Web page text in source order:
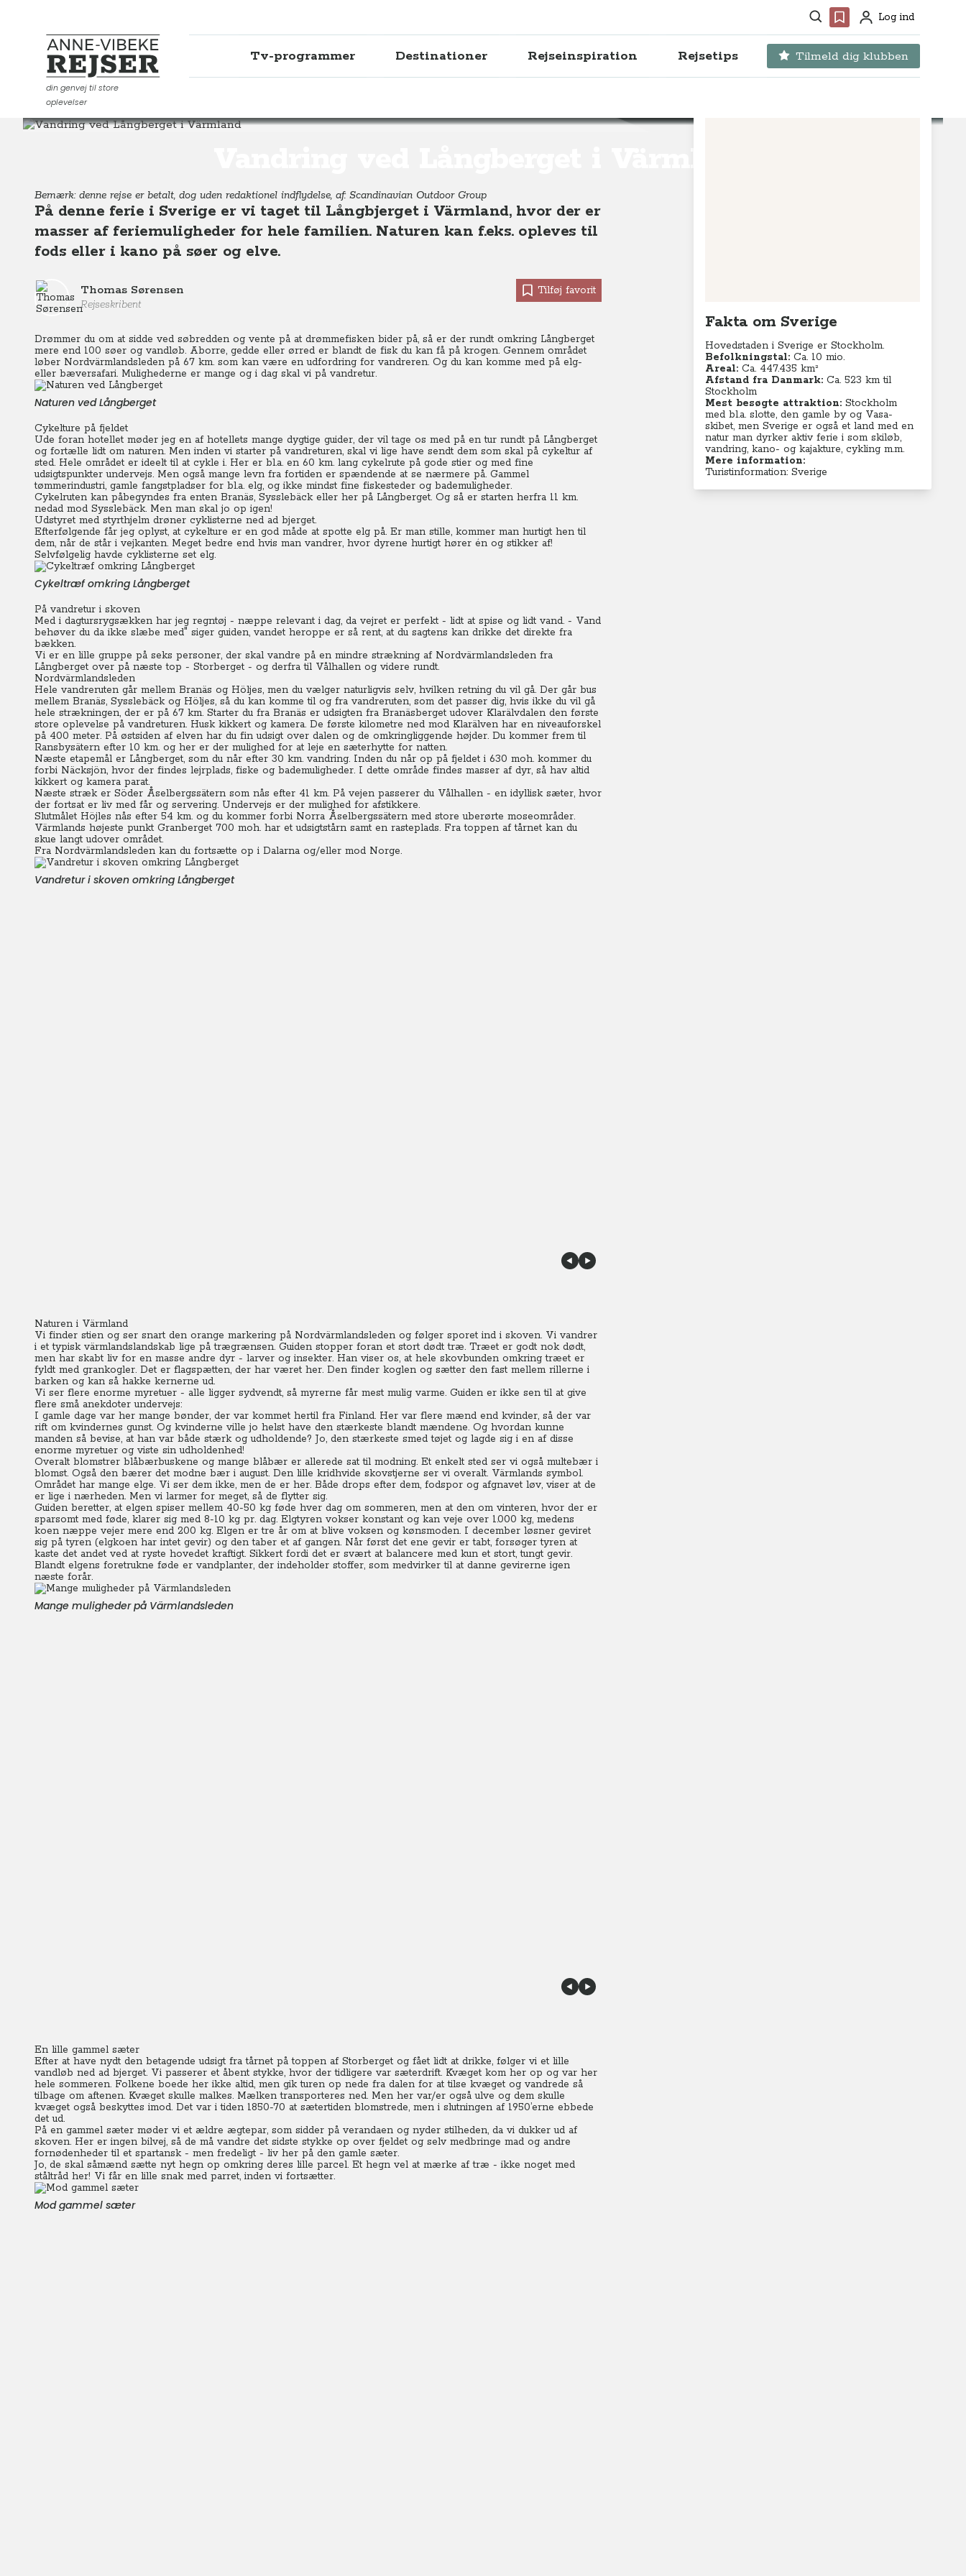
Søg Favoritter
ProfilLog ind
Anne-Vibeke Rejser
din genvej til store
oplevelser
Tv-programmer Destinationer Rejseinspiration Rejsetips Tilmeld dig klubben
Destinationer
Bemærk: denne rejse er betalt, dog uden redaktionel indflydelse, af: Scandinavian Outdoor Group
På denne ferie i Sverige er vi taget til Långbjerget i Värmland, hvor der er
masser af feriemuligheder for hele familien. Naturen kan f.eks. opleves til
fods eller i kano på søer og elve.
Thomas Sørensen
Rejseskribent
Tilføj favorit
Drømmer du om at sidde ved søbredden og vente på at drømmefisken bider på, så er der rundt omkring Långberget
mere end 100 søer og vandløb. Aborre, gedde eller ørred er blandt de fisk du kan få på krogen. Gennem området
løber Nordvärmlandsleden på 67 km. som kan være en udfordring for vandreren. Og du kan komme med på elg-
eller bæversafari. Mulighederne er mange og i dag skal vi på vandretur.
Naturen ved Långberget
Cykelture på fjeldet
Ude foran hotellet møder jeg en af hotellets mange dygtige guider, der vil tage os med på en tur rundt på Långberget
og fortælle lidt om naturen. Men inden vi starter på vandreturen, skal vi lige have sendt dem som skal på cykeltur af
sted. Hele området er ideelt til at cykle i. Her er bl.a. en 60 km. lang cykelrute på gode stier og med fine
udsigtspunkter undervejs. Men også mange levn fra fortiden er spændende at se nærmere på. Gammel
tømmerindustri, gamle fangstpladser for bl.a. elg, og ikke mindst fine fiskesteder og bademuligheder.
Cykelruten kan påbegyndes fra enten Branäs, Sysslebäck eller her på Långberget. Og så er starten herfra 11 km.
nedad mod Sysslebäck. Men man skal jo op igen!
Udstyret med styrthjelm drøner cyklisterne ned ad bjerget.
Efterfølgende får jeg oplyst, at cykelture er en god måde at spotte elg på. Er man stille, kommer man hurtigt hen til
dem, når de står i vejkanten. Meget bedre end hvis man vandrer, hvor dyrene hurtigt hører én og stikker af!
Selvfølgelig havde cyklisterne set elg.
Cykeltræf omkring Långberget
På vandretur i skoven
Med i dagtursrygsækken har jeg regntøj - næppe relevant i dag, da vejret er perfekt - lidt at spise og lidt vand. - Vand
behøver du da ikke slæbe med" siger guiden, vandet heroppe er så rent, at du sagtens kan drikke det direkte fra
bækken.
Vi er en lille gruppe på seks personer, der skal vandre på en mindre strækning af Nordvärmlandsleden fra
Långberget over på næste top - Storberget - og derfra til Vålhallen og videre rundt.
Nordvärmlandsleden
Hele vandreruten går mellem Branäs og Höljes, men du vælger naturligvis selv, hvilken retning du vil gå. Der går bus
mellem Branäs, Sysslebäck og Höljes, så du kan komme til og fra vandreruten, som det passer dig, hvis ikke du vil gå
hele strækningen, der er på 67 km. Starter du fra Branäs er udsigten fra Branäsberget udover Klarälvdalen den første
store oplevelse på vandreturen. Husk kikkert og kamera. De første kilometre ned mod Klarälven har en niveauforskel
på 400 meter. På østsiden af elven har du fin udsigt over dalen og de omkringliggende højder. Du kommer frem til
Ransbysätern efter 10 km. og her er der mulighed for at leje en sæterhytte for natten.
Næste etapemål er Långberget, som du når efter 30 km. vandring. Inden du når op på fjeldet i 630 moh. kommer du
forbi Näcksjön, hvor der findes lejrplads, fiske og bademuligheder. I dette område findes masser af dyr, så hav altid
kikkert og kamera parat.
Næste stræk er Söder Åselbergssätern som nås efter 41 km. På vejen passerer du Vålhallen - en idyllisk sæter, hvor
der fortsat er liv med får og servering. Undervejs er der mulighed for afstikkere.
Slutmålet Höjles nås efter 54 km. og du kommer forbi Norra Åselbergssätern med store uberørte moseområder.
Värmlands højeste punkt Granberget 700 moh. har et udsigtstårn samt en rasteplads. Fra toppen af tårnet kan du
skue langt udover området.
Fra Nordvärmlandsleden kan du fortsætte op i Dalarna og/eller mod Norge.
Vandretur i skoven omkring Långberget
Naturen i Värmland
Vi finder stien og ser snart den orange markering på Nordvärmlandsleden og følger sporet ind i skoven. Vi vandrer
i et typisk värmlandslandskab lige på trægrænsen. Guiden stopper foran et stort dødt træ. Træet er godt nok dødt,
men har skabt liv for en masse andre dyr - larver og insekter. Han viser os, at hele skovbunden omkring træet er
fyldt med grankogler. Det er flagspætten, der har været her. Den finder koglen og sætter den fast mellem rillerne i
barken og kan så hakke kernerne ud.
Vi ser flere enorme myretuer - alle ligger sydvendt, så myrerne får mest mulig varme. Guiden er ikke sen til at give
flere små anekdoter undervejs:
I gamle dage var her mange bønder, der var kommet hertil fra Finland. Her var flere mænd end kvinder, så der var
rift om kvindernes gunst. Og kvinderne ville jo helst have den stærkeste blandt mændene. Og hvordan kunne
manden så bevise, at han var både stærk og udholdende? Jo, den stærkeste smed tøjet og lagde sig i en af disse
enorme myretuer og viste sin udholdenhed!
Overalt blomstrer blåbærbuskene og mange blåbær er allerede sat til modning. Et enkelt sted ser vi også multebær i
blomst. Også den bærer det modne bær i august. Den lille kridhvide skovstjerne ser vi overalt. Värmlands symbol.
Området har mange elge. Vi ser dem ikke, men de er her. Både drops efter dem, fodspor og afgnavet løv, viser at de
er lige i nærheden. Men vi larmer for meget, så de flytter sig.
Guiden beretter, at elgen spiser mellem 40-50 kg føde hver dag om sommeren, men at den om vinteren, hvor der er
sparsomt med føde, klarer sig med 8-10 kg pr. dag. Elgtyren vokser konstant og kan veje over 1.000 kg, medens
koen næppe vejer mere end 200 kg. Elgen er tre år om at blive voksen og kønsmoden. I december løsner geviret
sig på tyren (elgkoen har intet gevir) og den taber et af gangen. Når først det ene gevir er tabt, forsøger tyren at
kaste det andet ved at ryste hovedet kraftigt. Sikkert fordi det er svært at balancere med kun et stort, tungt gevir.
Blandt elgens foretrukne føde er vandplanter, der indeholder stoffer, som medvirker til at danne gevirerne igen
næste forår.
Mange muligheder på Värmlandsleden
En lille gammel sæter
Efter at have nydt den betagende udsigt fra tårnet på toppen af Storberget og fået lidt at drikke, følger vi et lille
vandløb ned ad bjerget. Vi passerer et åbent stykke, hvor der tidligere var sæterdrift. Kvæget kom her op og var her
hele sommeren. Folkene boede her ikke altid, men gik turen op nede fra dalen for at tilse kvæget og vandrede så
tilbage om aftenen. Kvæget skulle malkes. Mælken transporteres ned. Men her var/er også ulve og dem skulle
kvæget også beskyttes imod. Det var i tiden 1850-70 at sætertiden blomstrede, men i slutningen af 1950’erne ebbede
det ud.
På en gammel sæter møder vi et ældre ægtepar, som sidder på verandaen og nyder stilheden, da vi dukker ud af
skoven. Her er ingen bilvej, så de må vandre det sidste stykke op over fjeldet og selv medbringe mad og andre
fornødenheder til et spartansk - men fredeligt - liv her på den gamle sæter.
Jo, de skal såmænd sætte nyt hegn op omkring deres lille parcel. Et hegn vel at mærke af træ - ikke noget med
ståltråd her! Vi får en lille snak med parret, inden vi fortsætter.
Mod gammel sæter
Fakta om Sverige
Hovedstaden i Sverige er Stockholm.
Befolkningstal: Ca. 10 mio.
Areal: Ca. 447.435 km²
Afstand fra Danmark: Ca. 523 km til
Stockholm
Mest besøgte attraktion: Stockholm
med bl.a. slotte, den gamle by og Vasa-
skibet, men Sverige er også et land med en
natur man dyrker aktiv ferie i som skiløb,
vandring, kano- og kajakture, cykling m.m.
Mere information:
Turistinformation: Sverige